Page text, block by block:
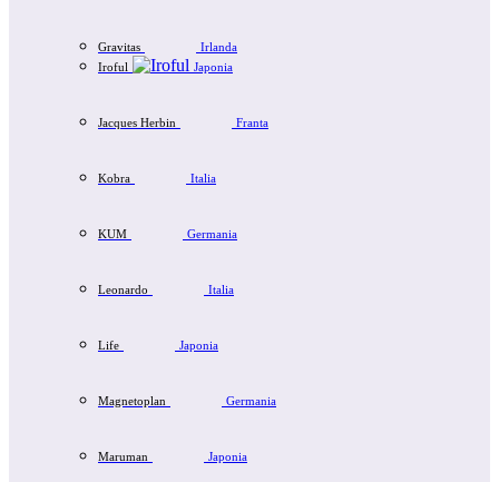
Gravitas
Irlanda
Iroful
Japonia
Jacques Herbin Franta
Kobra Italia
KUM Germania
Leonardo Italia
Life Japonia
Magnetoplan Germania
Maruman Japonia